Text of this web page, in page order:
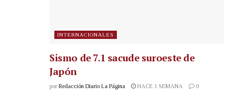
INTERNACIONALES
Sismo de 7.1 sacude suroeste de
Japón
por Redacción Diario La Página HACE 1 SEMANA 0